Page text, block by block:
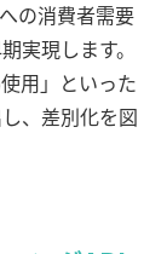
の消費者需要
実現します。
用」といった
、差別化を図